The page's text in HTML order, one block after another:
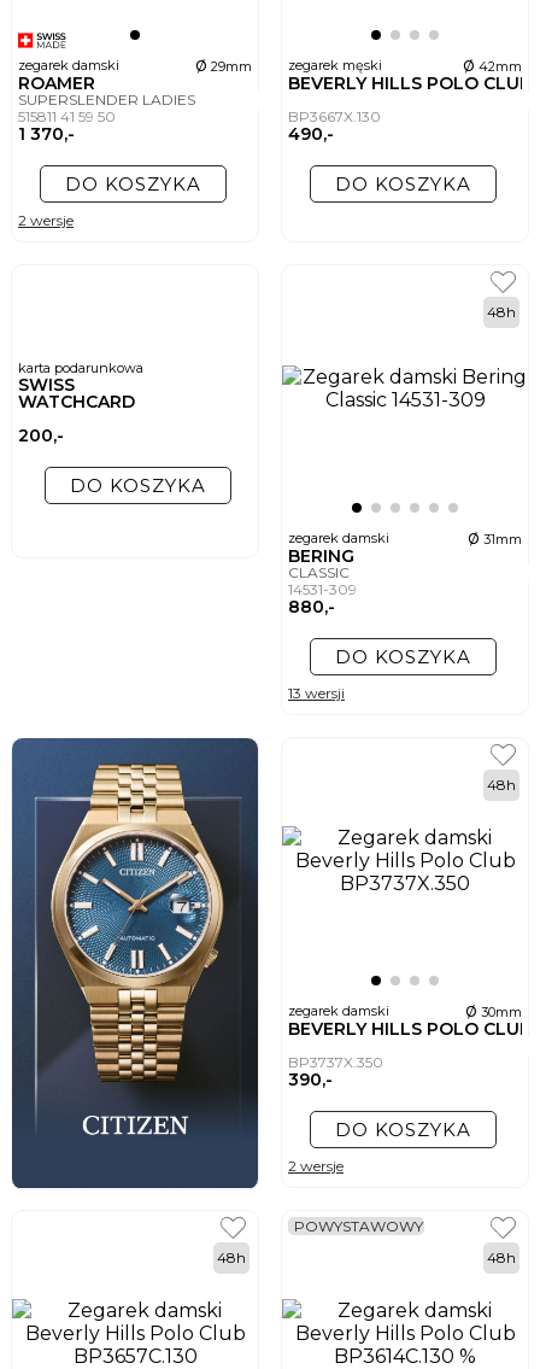
zegarek damski ø 29mm
ROAMER
SUPERSLENDER LADIES
515811 41 59 50
1 370,-
DO KOSZYKA
2 wersje
zegarek męski ø 42mm
BEVERLY HILLS POLO CLUB
BP3667X.130
490,-
DO KOSZYKA
karta podarunkowa
SWISS
WATCHCARD
200,-
DO KOSZYKA
zegarek damski ø 31mm
BERING
CLASSIC
14531-309
880,-
48h
DO KOSZYKA
13 wersji
zegarek damski ø 30mm
BEVERLY HILLS POLO CLUB
BP3737X.350
390,-
48h
DO KOSZYKA
2 wersje
48h
POWYSTAWOWY
48h